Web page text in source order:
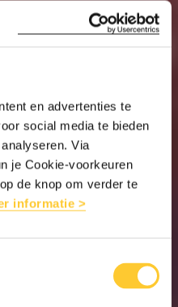
en advertenties te
social media te bieden
Via
je Cookie-voorkeuren
de knop om verder te
informatie >